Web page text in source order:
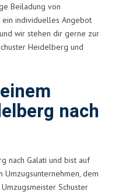
Beiladung von
individuelles Angebot
wir stehen dir gerne zur
Heidelberg und
nach
nach Galati und bist auf
dem
Schuster